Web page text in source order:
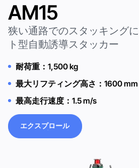
AM15
狭い通路でのスタッキング
ト型自動誘導スタッカー
耐荷重：1,500 kg
最大リフティング高さ：1600 mm
最高走行速度：1.5 m/s
エクスプロール